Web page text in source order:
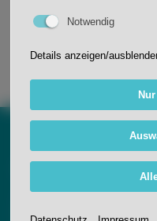
Notwendig
Details anzeigen/